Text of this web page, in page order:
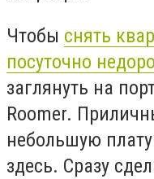
Чтобы снять
посуточно
заглянуть на
Roomer.
небольшую
здесь. Сразу